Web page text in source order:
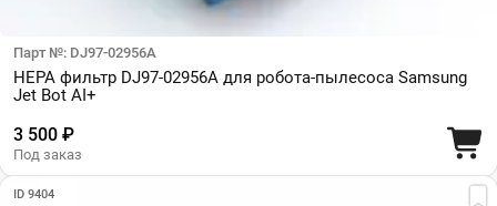
Парт №: DJ97-02956A
HEPA фильтр DJ97-02956A для робота-пылесоса Samsung
Jet Bot AI+
3 500 ₽
Под заказ
ID 9404